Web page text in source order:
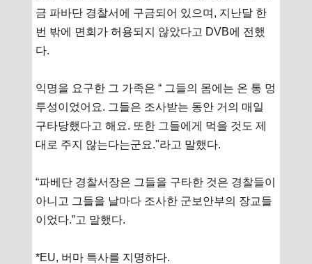
금 파바단 경찰서에 구금되어 있으며, 지난달 한
번 밖에 면회가 허용되지 않았다고 DVB에 전했
다.
익명을 요구한 그 가족은 “ 그들의 몸에는 온 통 멍
투성이었어요. 그들은 조사받는 동안 거의 매일
구타당했다고 해요. 또한 그들에게 먹을 것도 제
대로 주지 않는다는군요."라고 말했다.
“파베단 경찰서장은 그들을 구타한 것은 경찰들이
아니고 그들을 날마다 조사한 군보안부의 장교들
이었다.”고 말했다.
*EU, 버마 특사를 지명하다.